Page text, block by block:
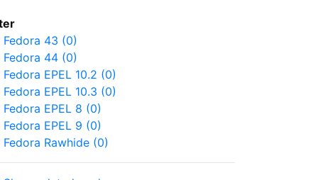
Fedora 43 (0)
Fedora 44 (0)
Fedora EPEL 10.2 (0)
Fedora EPEL 10.3 (0)
Fedora EPEL 8 (0)
Fedora EPEL 9 (0)
Fedora Rawhide (0)